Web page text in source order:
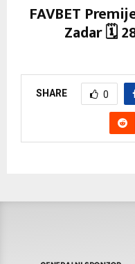
FAVBET
Zadar 🗓
SHARE 0